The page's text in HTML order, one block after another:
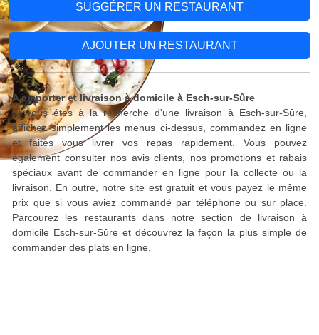
SUGGÉRER UN RESTAURANT
AJOUTER UN RESTAURANT
A emporter et livraison à domicile à Esch-sur-Sûre
Si vous êtes à la recherche d'une livraison à Esch-sur-Sûre,
affichez simplement les menus ci-dessus, commandez en ligne
et faites vous livrer vos repas rapidement. Vous pouvez
également consulter nos avis clients, nos promotions et rabais
spéciaux avant de commander en ligne pour la collecte ou la
livraison. En outre, notre site est gratuit et vous payez le même
prix que si vous aviez commandé par téléphone ou sur place.
Parcourez les restaurants dans notre section de livraison à
domicile Esch-sur-Sûre et découvrez la façon la plus simple de
commander des plats en ligne.